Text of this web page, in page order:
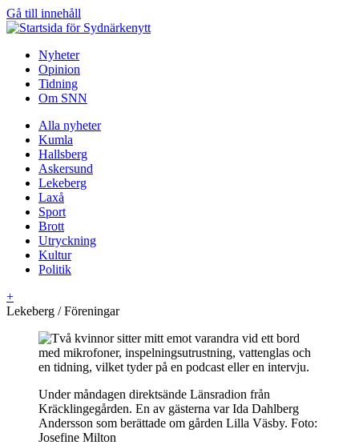
Gå till innehåll
Nyheter
Opinion
Tidning
Om SNN
Alla nyheter
Kumla
Hallsberg
Askersund
Lekeberg
Laxå
Sport
Brott
Utryckning
Kultur
Politik
+
Lekeberg / Föreningar
Under måndagen direktsände Länsradion från
Kräcklingegården. En av gästerna var Ida Dahlberg
Andersson som berättade om gården Lilla Väsby. Foto:
Josefine Milton